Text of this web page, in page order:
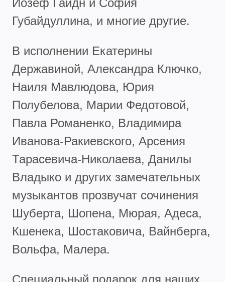
Губайдуллина, и многие другие.
В исполнении Екатерины
Державиной, Александра Ключко,
Наиля Мавлюдова, Юрия
Полубелова, Марии Федотовой,
Павла Романенко, Владимира
Иванова-Ракиевского, Арсения
Тарасевича-Николаева, Данилы
Владыко и других замечательных
музыкантов прозвучат сочинения
Шуберта, Шопена, Мюрая, Адеса,
Кшенека, Шостаковича, Вайнберга,
Вольфа, Малера.
Специальный подарок для наших